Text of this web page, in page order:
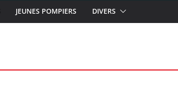
JEUNES POMPIERS DIVERS